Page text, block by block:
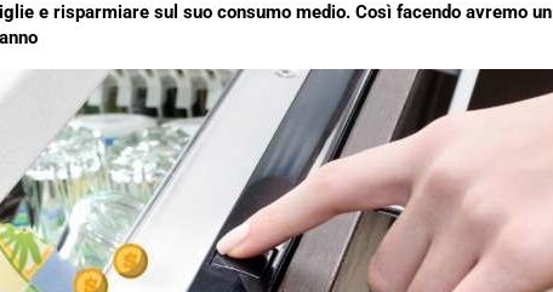
e risparmiare sul suo consumo medio. Così facendo avremo un